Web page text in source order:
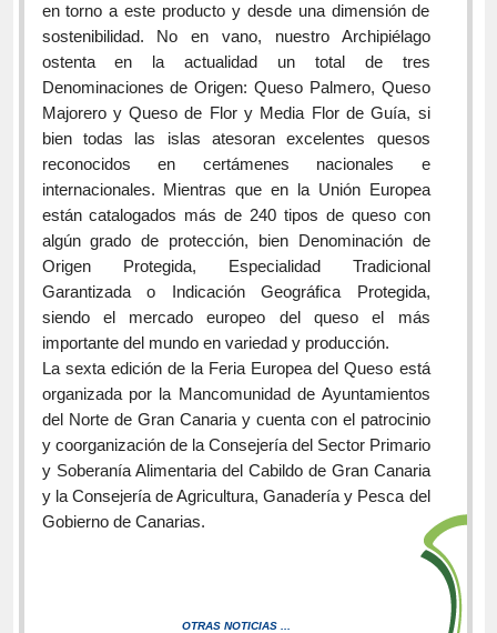
en torno a este producto y desde una dimensión de
sostenibilidad. No en vano, nuestro Archipiélago
ostenta en la actualidad un total de tres
Denominaciones de Origen: Queso Palmero, Queso
Majorero y Queso de Flor y Media Flor de Guía, si
bien todas las islas atesoran excelentes quesos
reconocidos en certámenes nacionales e
internacionales. Mientras que en la Unión Europea
están catalogados más de 240 tipos de queso con
algún grado de protección, bien Denominación de
Origen Protegida, Especialidad Tradicional
Garantizada o Indicación Geográfica Protegida,
siendo el mercado europeo del queso el más
importante del mundo en variedad y producción.
La sexta edición de la Feria Europea del Queso está
organizada por la Mancomunidad de Ayuntamientos
del Norte de Gran Canaria y cuenta con el patrocinio
y coorganización de la Consejería del Sector Primario
y Soberanía Alimentaria del Cabildo de Gran Canaria
y la Consejería de Agricultura, Ganadería y Pesca del
Gobierno de Canarias.
OTRAS NOTICIAS ...